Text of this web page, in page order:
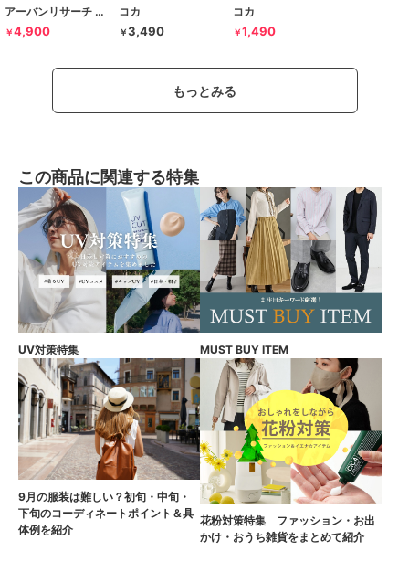
アーバンリサーチ サニーレーベル
￥4,900
コカ
￥3,490
コカ
￥1,490
もっとみる
この商品に関連する特集
UV対策特集 MUST BUY ITEM
9月の服装は難しい？初旬・中旬・
下旬のコーディネートポイント＆具
体例を紹介
花粉対策特集 ファッション・お出
かけ・おうち雑貨をまとめて紹介